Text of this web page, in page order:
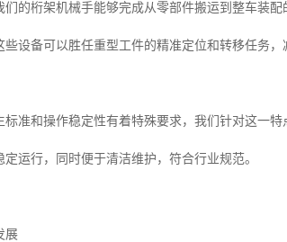
的桁架机械手能够完成从零部件搬运到整车装
设备可以胜任重型工件的精准定位和转移任务，
标准和操作稳定性有着特殊要求，我们针对这一
运行，同时便于清洁维护，符合行业规范。
展